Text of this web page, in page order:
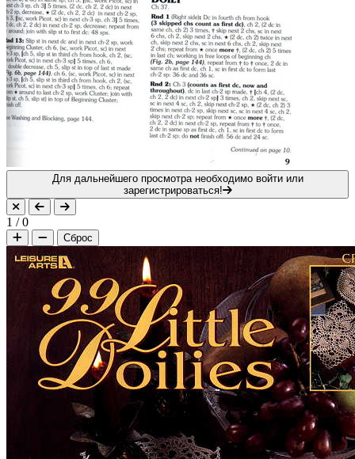
Для дальнейшего просмотра необходимо войти или
зарегистрироваться!
1 /0
Сброс